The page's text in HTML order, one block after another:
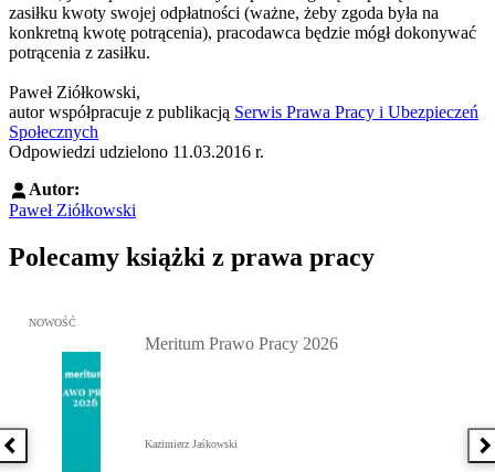
zasiłku kwoty swojej odpłatności (ważne, żeby zgoda była na
konkretną kwotę potrącenia), pracodawca będzie mógł dokonywać
potrącenia z zasiłku.
Paweł Ziółkowski,
autor współpracuje z publikacją Serwis Prawa Pracy i Ubezpieczeń
Społecznych
Odpowiedzi udzielono 11.03.2016 r.
Autor:
Paweł Ziółkowski
Polecamy książki z prawa pracy
Poprzednia książka
Przejdź do: Meritum Prawo Pracy 2026, Kazimierz Jaśkowski -
NOWOŚĆ
Meritum Prawo Pracy 2026
Kazimierz Jaśkowski